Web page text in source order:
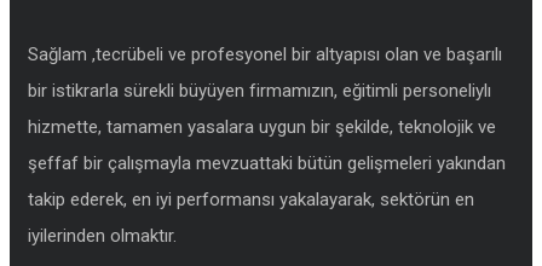
Sağlam ,tecrübeli ve profesyonel bir altyapısı olan ve başarılı
bir istikrarla sürekli büyüyen firmamızın, eğitimli personeliylı
hizmette, tamamen yasalara uygun bir şekilde, teknolojik ve
şeffaf bir çalışmayla mevzuattaki bütün gelişmeleri yakından
takip ederek, en iyi performansı yakalayarak, sektörün en
iyilerinden olmaktır.